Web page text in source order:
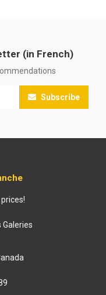
(in French)
Subscribe
Galeries